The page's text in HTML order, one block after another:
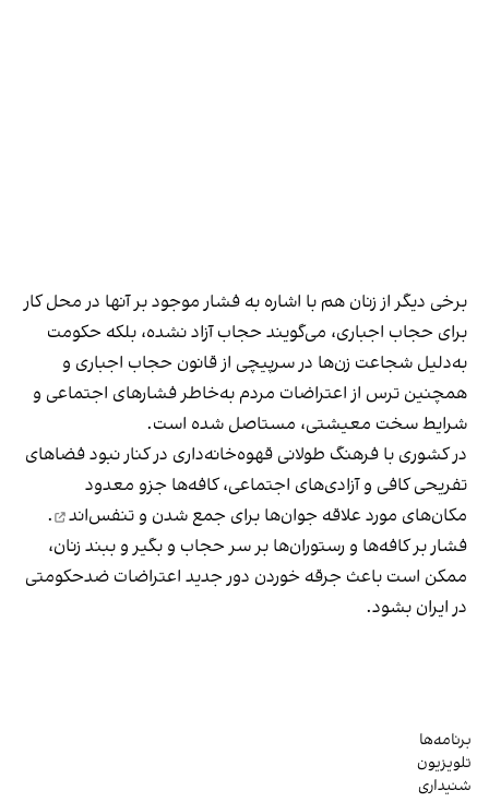
برخی دیگر از زنان هم با اشاره به فشار موجود بر آنها در محل کار
برای حجاب اجباری، می‌گویند حجاب آزاد نشده، بلکه حکومت
به‌دلیل شجاعت زن‌ها در سرپیچی از قانون حجاب اجباری و
همچنین ترس از اعتراضات مردم به‌خاطر فشارهای اجتماعی و
شرایط سخت معیشتی، مستاصل شده است.
در کشوری با فرهنگ طولانی قهوه‌‌خانه‌داری در کنار نبود فضاهای
تفریحی کافی و آزادی‌های اجتماعی، کافه‌ها جزو معدود
مکان‌های مورد علاقه جوان‌ها برای جمع شدن و تنفس‌اند
.
فشار بر کافه‌ها و رستوران‌ها بر سر حجاب و بگیر و ببند زنان،
ممکن است باعث جرقه خوردن دور جدید اعتراضات ضدحکومتی
در ایران بشود.
برنامه‌ها
تلویزیون
شنیداری